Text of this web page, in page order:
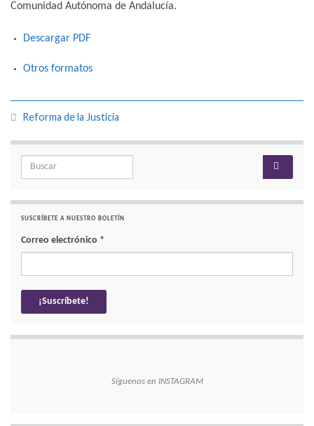
Comunidad Autónoma de Andalucía.
Descargar PDF
Otros formatos
Reforma de la Justicia
Search for:
SUSCRÍBETE A NUESTRO BOLETÍN
Correo electrónico *
Síguenos en INSTAGRAM